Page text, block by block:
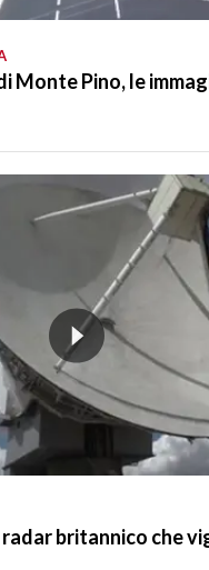
Monte Pino, le
britannico che